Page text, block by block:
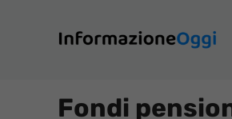
contenuto
Fondi